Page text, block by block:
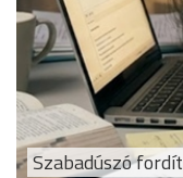
Szabadúszó